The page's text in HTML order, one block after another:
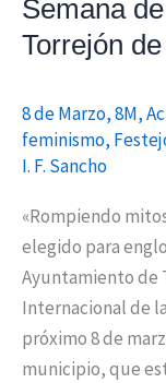
Semana
Torrejón
8 de Marzo,8M,
feminismo,
I. F. Sancho
«Rompiendo
elegido para
Ayuntamiento de
Internacional de
próximo 8 de
municipio, que
Semana
Mujer
2025
Torrejón
de
Ardoz